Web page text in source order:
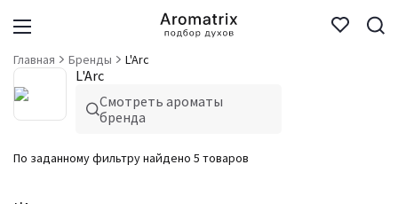
Главная Бренды L'Arc
L'Arc
Смотреть ароматы
бренда
По заданному фильтру найдено 5 товаров